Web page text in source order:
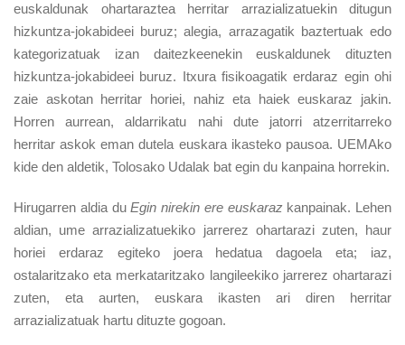
euskaldunak ohartaraztea herritar arrazializatuekin ditugun
hizkuntza-jokabideei buruz; alegia, arrazagatik baztertuak edo
kategorizatuak izan daitezkeenekin euskaldunek dituzten
hizkuntza-jokabideei buruz. Itxura fisikoagatik erdaraz egin ohi
zaie askotan herritar horiei, nahiz eta haiek euskaraz jakin.
Horren aurrean, aldarrikatu nahi dute jatorri atzerritarreko
herritar askok eman dutela euskara ikasteko pausoa. UEMAko
kide den aldetik, Tolosako Udalak bat egin du kanpaina horrekin.
Hirugarren aldia duEgin nirekin ere euskarazkanpainak. Lehen
aldian, ume arrazializatuekiko jarrerez ohartarazi zuten, haur
horiei erdaraz egiteko joera hedatua dagoela eta; iaz,
ostalaritzako eta merkataritzako langileekiko jarrerez ohartarazi
zuten, eta aurten, euskara ikasten ari diren herritar
arrazializatuak hartu dituzte gogoan.